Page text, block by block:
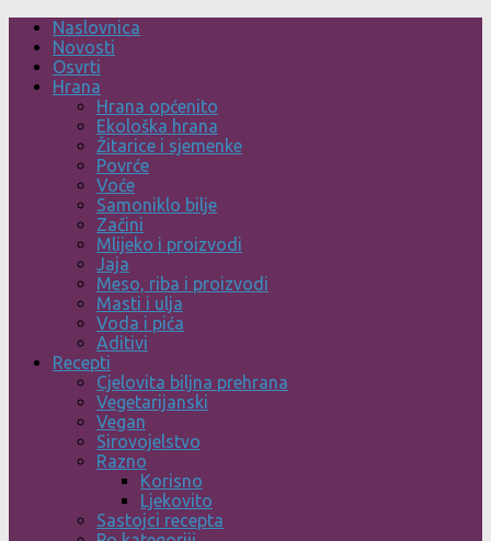
Skip
content
Naslovnica
Novosti
Osvrti
Hrana
Hrana općenito
Ekološka hrana
Žitarice i sjemenke
Povrće
Voće
Samoniklo bilje
Začini
Mlijeko i proizvodi
Jaja
Meso, riba i proizvodi
Masti i ulja
Voda i pića
Aditivi
Recepti
Cjelovita biljna prehrana
Vegetarijanski
Vegan
Sirovojelstvo
Razno
Korisno
Ljekovito
Sastojci recepta